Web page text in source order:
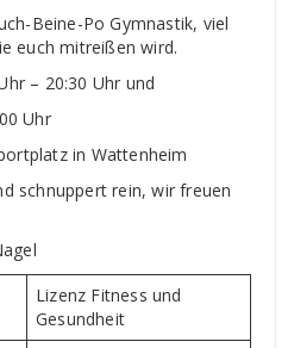
Beine-Po Gymnastik, viel
euch mitreißen wird.
– 20:30 Uhr und
Uhr
in Wattenheim
schnuppert rein, wir freuen
Lizenz Fitness und
Gesundheit